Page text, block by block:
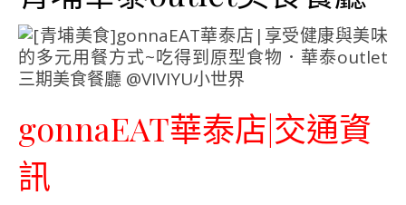
gonnaEAT華泰店|交通資
訊